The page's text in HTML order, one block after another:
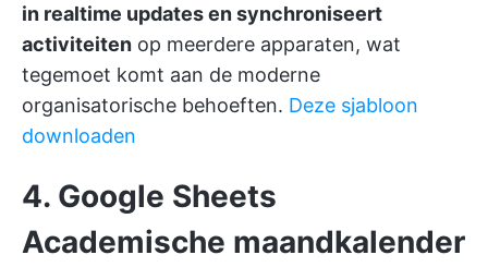
in realtime updates en synchroniseert
activiteiten op meerdere apparaten, wat
tegemoet komt aan de moderne
organisatorische behoeften. Deze sjabloon
downloaden
4. Google Sheets
Academische maandkalender